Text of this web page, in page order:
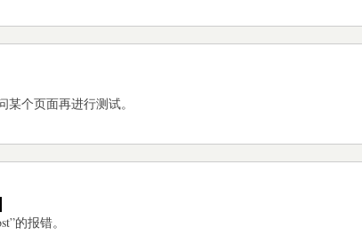
个页面再进行测试。
的报错。